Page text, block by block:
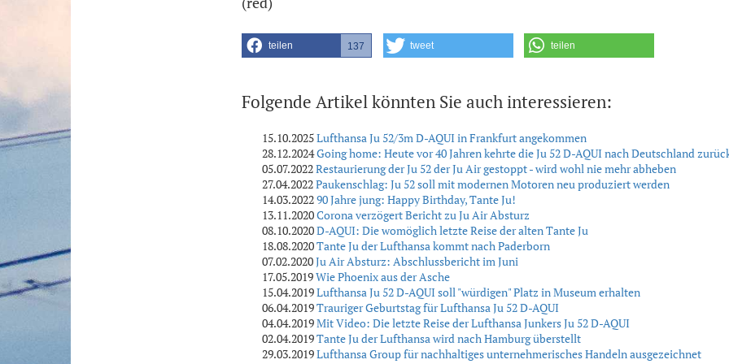
teilen 137 tweet teilen
Folgende Artikel könnten Sie auch interessieren:
15.10.2025Lufthansa Ju 52/3m D-AQUI in Frankfurt angekommen
28.12.2024Going home: Heute vor 40 Jahren kehrte die Ju 52 D-AQUI nach Deutschland
05.07.2022Restaurierung der Ju 52 der Ju Air gestoppt - wird wohl nie mehr abheben
27.04.2022Paukenschlag: Ju 52 soll mit modernen Motoren neu produziert werden
14.03.202290 Jahre jung: Happy Birthday, Tante Ju!
13.11.2020Corona verzögert Bericht zu Ju Air Absturz
08.10.2020D-AQUI: Die womöglich letzte Reise der alten Tante Ju
18.08.2020Tante Ju der Lufthansa kommt nach Paderborn
07.02.2020Ju Air Absturz: Abschlussbericht im Juni
17.05.2019Wie Phoenix aus der Asche
15.04.2019Lufthansa Ju 52 D-AQUI soll "würdigen" Platz in Museum erhalten
06.04.2019Trauriger Geburtstag für Lufthansa Ju 52 D-AQUI
04.04.2019Mit Video: Die letzte Reise der Lufthansa Junkers Ju 52 D-AQUI
02.04.2019Tante Ju der Lufthansa wird nach Hamburg überstellt
29.03.2019Lufthansa Group für nachhaltiges unternehmerisches Handeln ausgezeichnet